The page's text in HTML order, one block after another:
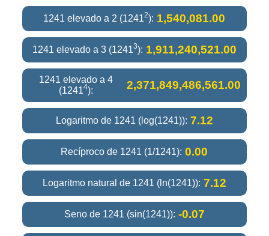
1241 elevado a 2 (12412): 1,540,081.00
1241 elevado a 3 (12413): 1,911,240,521.00
1241 elevado a 4
(12414): 2,371,849,486,561.00
Logaritmo de 1241 (log(1241)): 7.12
Recíproco de 1241 (1/1241): 0.00
Logaritmo natural de 1241 (ln(1241)): 7.12
Seno de 1241 (sin(1241)): -0.07